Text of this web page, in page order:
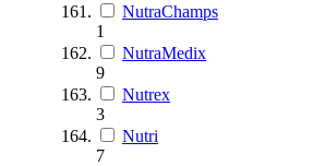
NutraChamps
1
NutraMedix
9
Nutrex
3
Nutri
7